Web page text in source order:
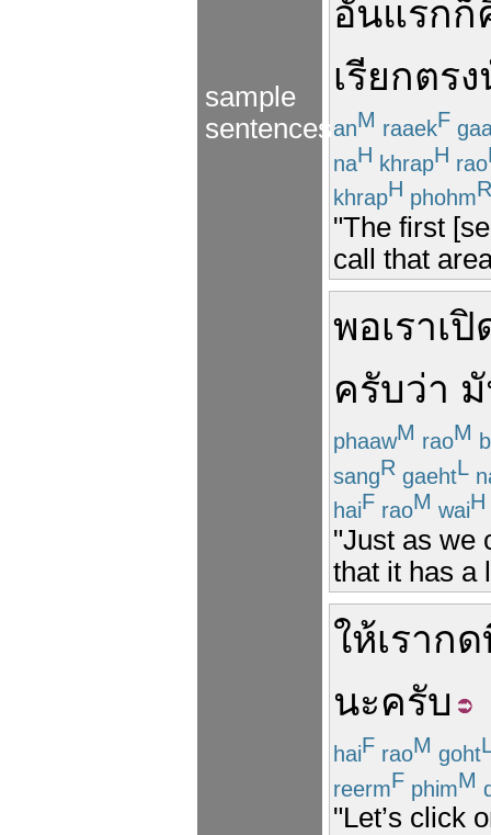
sample
sentences
อันแรกก็
เรียกตร
anM raaekF
naH khrapH rao
khrapH phohmR
"The first
call that
พอเราเปิ
ครับว่า
phaawM raoM
sangR gaehtL
haiF raoM waiH
"Just as we
that it has a
ให้เรากด
นะครับ
haiF raoM goht
reermF phimM
"Let’s click